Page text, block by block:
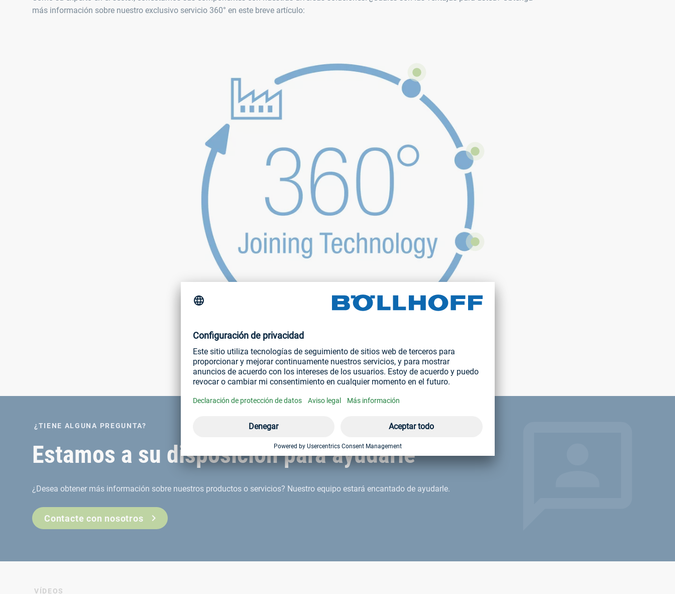
más información sobre nuestro exclusivo servicio 360° en este breve artículo:
¿TIENE ALGUNA PREGUNTA?
Estamos a su disposición para ayudarle
¿Desea obtener más información sobre nuestros productos o servicios? Nuestro equipo estará encantado de ayudarle.
Contacte con nosotros
VÍDEOS